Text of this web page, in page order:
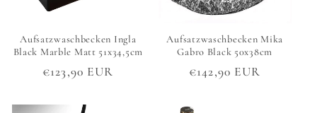
Aufsatzwaschbecken Ingla
Black Marble Matt 51x34,5cm
Normaler
€123,90 EUR
Aufsatzwaschbecken Mika
Gabro Black 50x38cm
Normaler
€142,90 EUR